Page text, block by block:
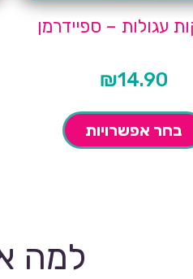
עגולות – ספיידרמן
₪14.90
בחר אפשרויות
למה